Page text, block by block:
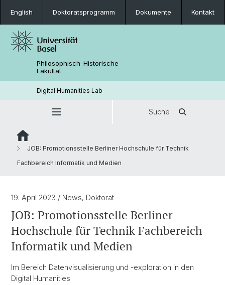
English Doktoratsprogramm Dokumente Kontakt
Philosophisch-Historische
Fakultät
Digital Humanities Lab
Suche
JOB: Promotionsstelle Berliner Hochschule für Technik
Fachbereich Informatik und Medien
19. April 2023 / News, Doktorat
JOB: Promotionsstelle Berliner
Hochschule für Technik Fachbereich
Informatik und Medien
Im Bereich Datenvisualisierung und -exploration in den
Digital Humanities